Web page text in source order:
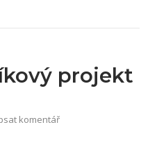
projekt
komentář